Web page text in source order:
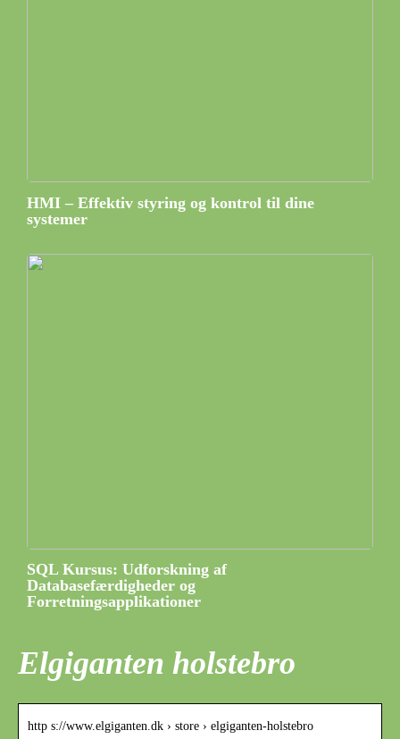
HMI – Effektiv styring og kontrol til dine
systemer
SQL Kursus: Udforskning af
Databasefærdigheder og
Forretningsapplikationer
Elgiganten holstebro
http s://www.elgiganten.dk › store › elgiganten-holstebro